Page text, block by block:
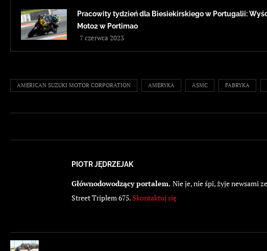
Pracowity tydzień dla Biesiekirskiego w Portugalii:
Moto2 w Portimao
7 czerwca 2023
AMERICAN SUZUKI MOTOR CORPORATION AMERYKA ASMC FABRYKA
PIOTR JĘDRZEJAK
Głównodowodzący portalem. Nie je, nie śpi, żyje newsami
Street Triplem 675. Skontaktuj się